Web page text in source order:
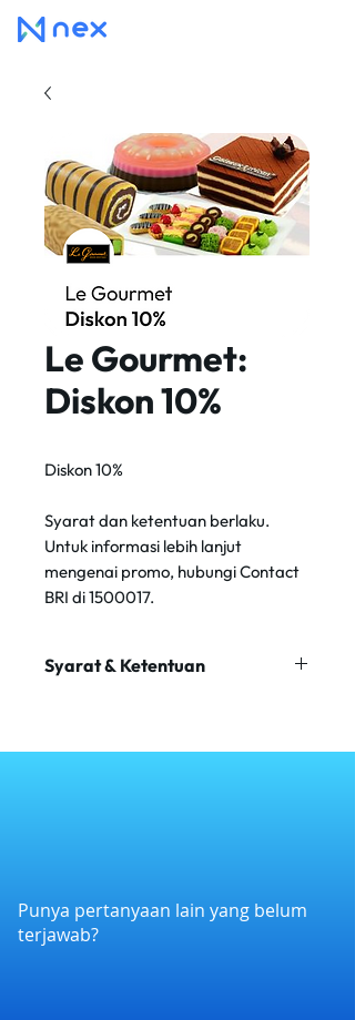
Le Gourmet:
Diskon 10%
Diskon 10%
Syarat dan ketentuan berlaku.
Untuk informasi lebih lanjut
mengenai promo, hubungi Contact
BRI di 1500017.
Syarat & Ketentuan
Promo tidak dapat digabungkan
Punya pertanyaan lain yang belum
terjawab?